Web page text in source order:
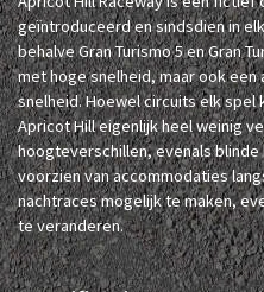
geïntroduceerd en sindsdien in
behalve Gran Turismo 5 en Gran
met hoge snelheid, maar ook
snelheid. Hoewel circuits elk spel
Apricot Hill eigenlijk heel weinig
hoogteverschillen, evenals blinde
voorzien van accommodaties
nachtraces mogelijk te maken,
te veranderen.